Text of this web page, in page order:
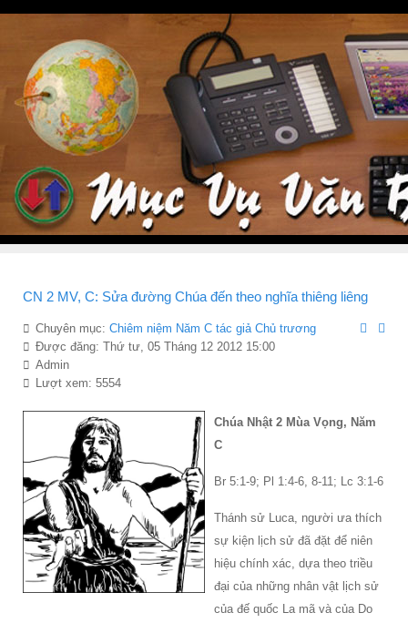
CN 2 MV, C: Sửa đường Chúa đến theo nghĩa thiêng liêng
Chuyên mục: Chiêm niệm Năm C tác giả Chủ trương
Được đăng: Thứ tư, 05 Tháng 12 2012 15:00
Admin
Lượt xem: 5554
Chúa Nhật 2 Mùa Vọng, Năm
C
Br 5:1-9; Pl 1:4-6, 8-11; Lc 3:1-6
Thánh sử Luca, người ưa thích
sự kiện lịch sử đã đặt để niên
hiệu chính xác, dựa theo triều
đại của những nhân vật lịch sử
của đế quốc La mã và của Do